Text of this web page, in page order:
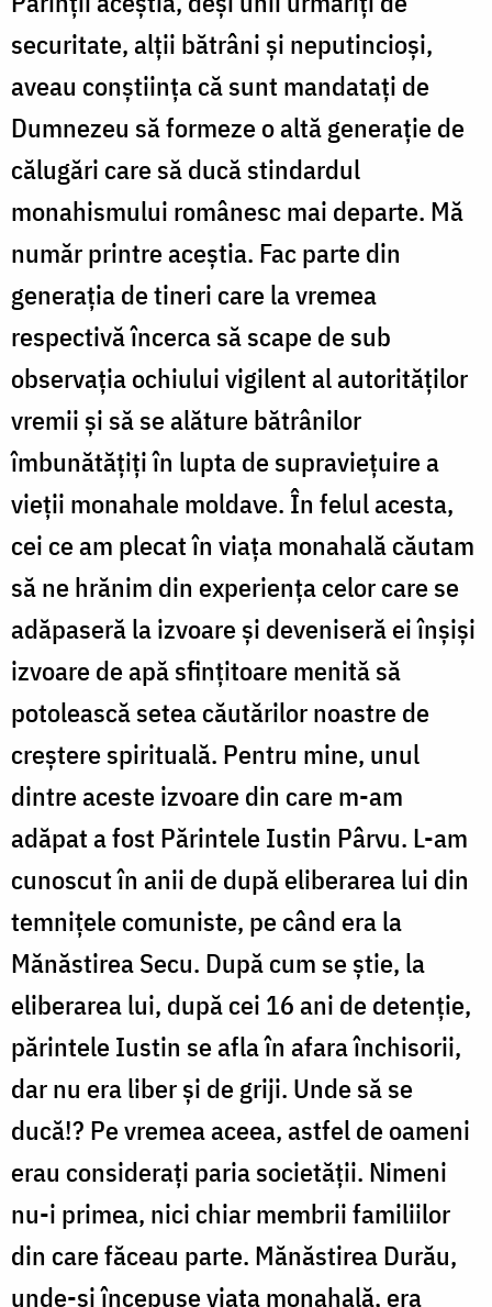
securitate, alţii bătrâni şi neputincioşi,
aveau conştiinţa că sunt mandataţi de
Dumnezeu să formeze o altă generaţie de
călugări care să ducă stindardul
monahismului românesc mai departe. Mă
număr printre aceştia. Fac parte din
generaţia de tineri care la vremea
respectivă încerca să scape de sub
observaţia ochiului vigilent al autorităţilor
vremii şi să se alăture bătrânilor
îmbunătățiți în lupta de supraviețuire a
vieții monahale moldave. În felul acesta,
cei ce am plecat în viaţa monahală căutam
să ne hrănim din experienţa celor care se
adăpaseră la izvoare şi deveniseră ei înșişi
izvoare de apă sfințitoare menită să
potolească setea căutărilor noastre de
creştere spirituală. Pentru mine, unul
dintre aceste izvoare din care m-am
adăpat a fost Părintele Iustin Pârvu. L-am
cunoscut în anii de după eliberarea lui din
temniţele comuniste, pe când era la
Mănăstirea Secu. După cum se ştie, la
eliberarea lui, după cei 16 ani de detenţie,
părintele Iustin se afla în afara închisorii,
dar nu era liber şi de griji. Unde să se
ducă!? Pe vremea aceea, astfel de oameni
erau consideraţi paria societăţii. Nimeni
nu-i primea, nici chiar membrii familiilor
din care făceau parte. Mănăstirea Durău,
unde-şi începuse viaţa monahală, era